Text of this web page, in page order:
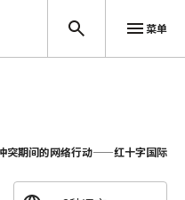
菜单
突期间的网络行动——红十字国际委